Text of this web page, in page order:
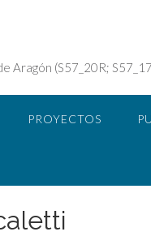
Aragón (S57_20R;
PROYECTOS